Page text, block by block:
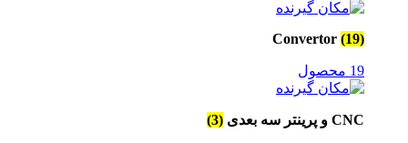
Convertor (19)
19 محصول
CNC و پرینتر سه بعدی (3)